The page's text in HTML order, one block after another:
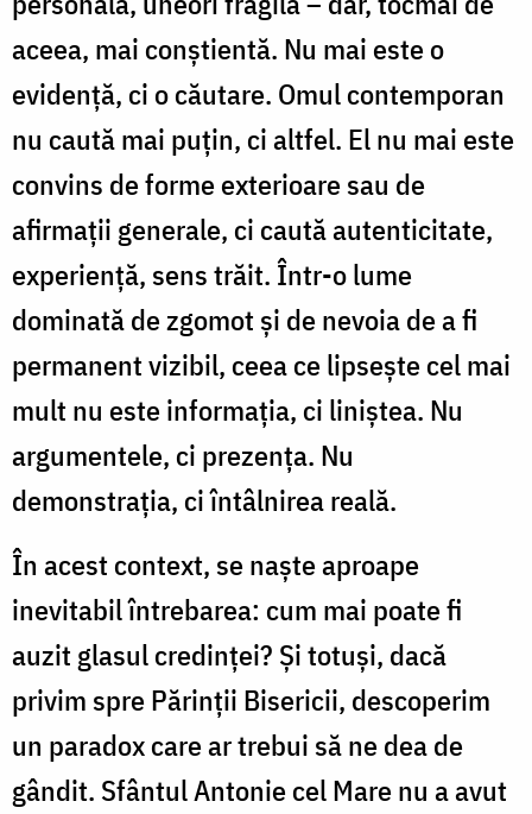
aceea, mai conștientă. Nu mai este o
evidență, ci o căutare. Omul contemporan
nu caută mai puțin, ci altfel. El nu mai este
convins de forme exterioare sau de
afirmații generale, ci caută autenticitate,
experiență, sens trăit. Într-o lume
dominată de zgomot și de nevoia de a fi
permanent vizibil, ceea ce lipsește cel mai
mult nu este informația, ci liniștea. Nu
argumentele, ci prezența. Nu
demonstrația, ci întâlnirea reală.
În acest context, se naște aproape
inevitabil întrebarea: cum mai poate fi
auzit glasul credinței? Și totuși, dacă
privim spre Părinții Bisericii, descoperim
un paradox care ar trebui să ne dea de
gândit. Sfântul Antonie cel Mare nu a avut